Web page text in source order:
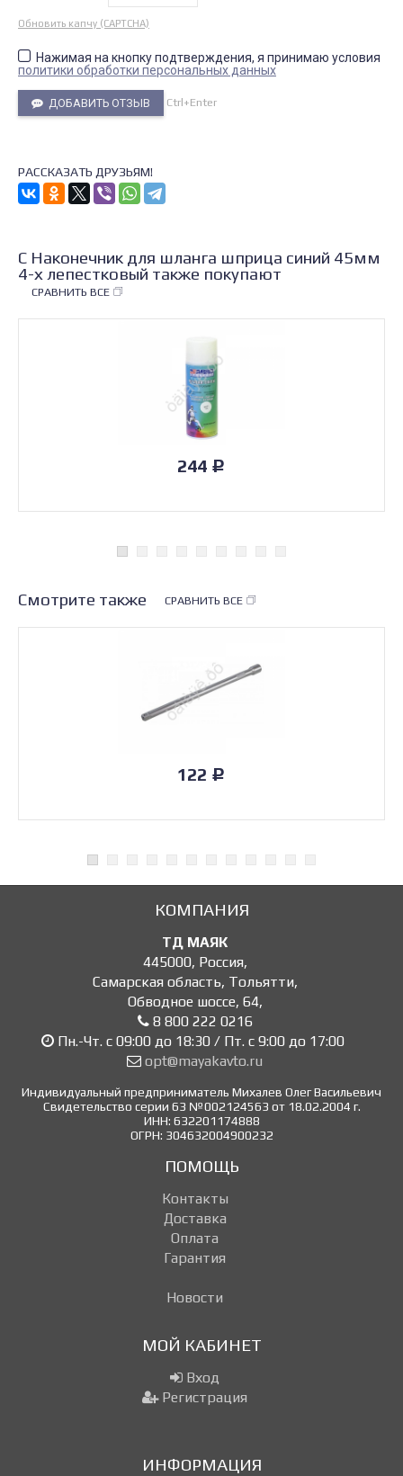
Обновить капчу (CAPTCHA)
Нажимая на кнопку подтверждения, я принимаю условия
политики обработки персональных данных
ДОБАВИТЬ ОТЗЫВ Ctrl+Enter
РАССКАЗАТЬ ДРУЗЬЯМ!
С Наконечник для шланга шприца синий 45мм
4-х лепестковый также покупают
СРАВНИТЬ ВСЕ
244 Р
Смотрите также СРАВНИТЬ ВСЕ
122 Р
КОМПАНИЯ
ТД МАЯК
445000, Россия,
Самарская область, Тольятти,
Обводное шоссе, 64,
8 800 222 0216
Пн.-Чт. с 09:00 до 18:30 / Пт. с 9:00 до 17:00
opt@mayakavto.ru
Индивидуальный предприниматель Михалев Олег Васильевич
Свидетельство серии 63 №002124563 от 18.02.2004 г.
ИНН: 632201174888
ОГРН: 304632004900232
ПОМОЩЬ
Контакты
Доставка
Оплата
Гарантия
Новости
МОЙ КАБИНЕТ
Вход
Регистрация
ИНФОРМАЦИЯ